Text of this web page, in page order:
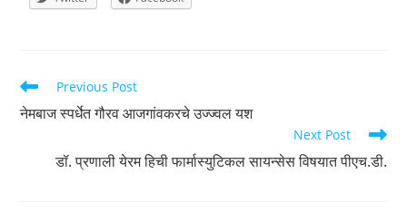
Read
more
articles
Previous Post
नेमबाज स्पर्धेत गौरव आजगांवकरचे उज्ज्वल यश
Next Post
डॉ. प्रणाली येरम हिची फार्मास्युटिकल सायन्सेस विषयात पीएच.डी.